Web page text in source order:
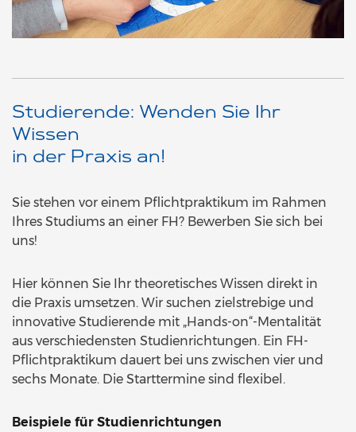
Studierende: Wenden Sie Ihr
Wissen
in der Praxis an!
Sie stehen vor einem Pflichtpraktikum im Rahmen
Ihres Studiums an einer FH? Bewerben Sie sich bei
uns!
Hier können Sie Ihr theoretisches Wissen direkt in
die Praxis umsetzen. Wir suchen zielstrebige und
innovative Studierende mit „Hands-on“-Mentalität
aus verschiedensten Studienrichtungen. Ein FH-
Pflichtpraktikum dauert bei uns zwischen vier und
sechs Monate. Die Starttermine sind flexibel.
Beispiele für Studienrichtungen